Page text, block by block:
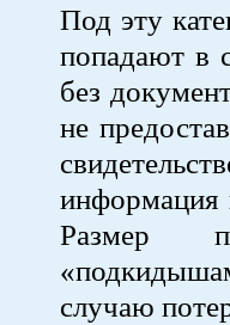
Под эту
попадают в
без
не
информация
Размер
случаю